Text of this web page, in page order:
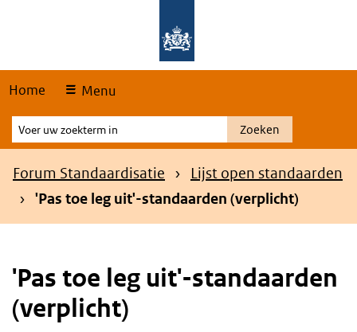
Home Menu
Voer
uw
zoekterm
Zoeken
Kruimelpad
Forum Standaardisatie
Lijst open standaarden
'Pas toe leg uit'-standaarden (verplicht)
'Pas toe leg uit'-standaarden
(verplicht)